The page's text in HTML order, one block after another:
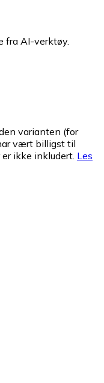
fra AI-verktøy.
varianten (for
vært billigst til
ikke inkludert. Les